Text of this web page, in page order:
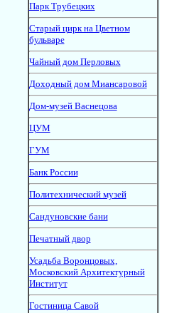
Парк Трубецких
Старый цирк на Цветном
бульваре
Чайный дом Перловых
Доходный дом Миансаровой
Дом-музей Васнецова
ЦУМ
ГУМ
Банк России
Политехнический музей
Сандуновские бани
Печатный двор
Усадьба Воронцовых,
Московский Архитектурный
Институт
Гостиница Савой